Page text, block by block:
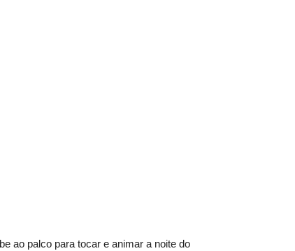
ao palco para tocar e animar a noite do